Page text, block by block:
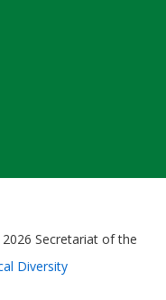
Secretariat of the
Diversity